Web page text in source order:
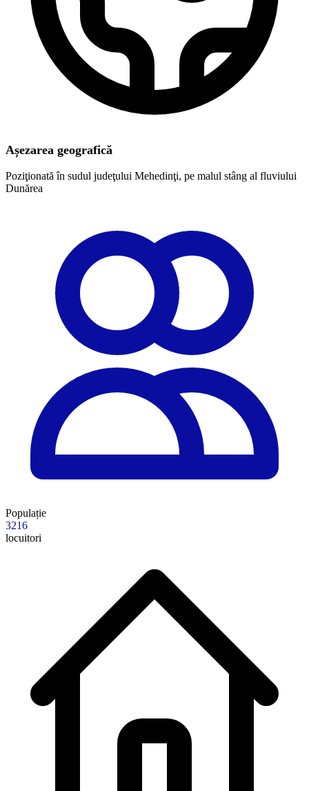
Așezarea geografică
Poziţionată în sudul judeţului Mehedinţi, pe malul stâng al fluviului
Dunărea
Populație
3216
locuitori